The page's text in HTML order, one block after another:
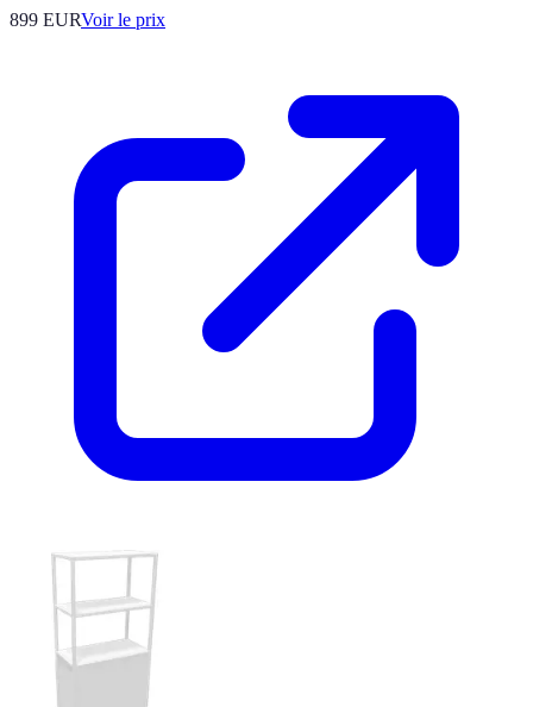
899 EURVoir le prix